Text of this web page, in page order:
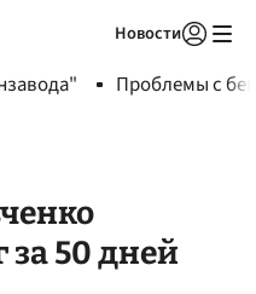
Новости
Проблемы с
за 50 дней